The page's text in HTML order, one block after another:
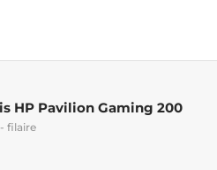
HP Pavilion Gaming 200
filaire